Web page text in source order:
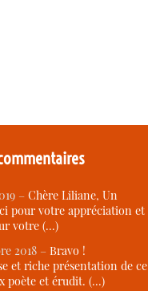
–Chère Liliane, Un
pour votre appréciation et
votre (…)
2018 –Bravo !
et riche présentation de ce
poète et érudit. (…)